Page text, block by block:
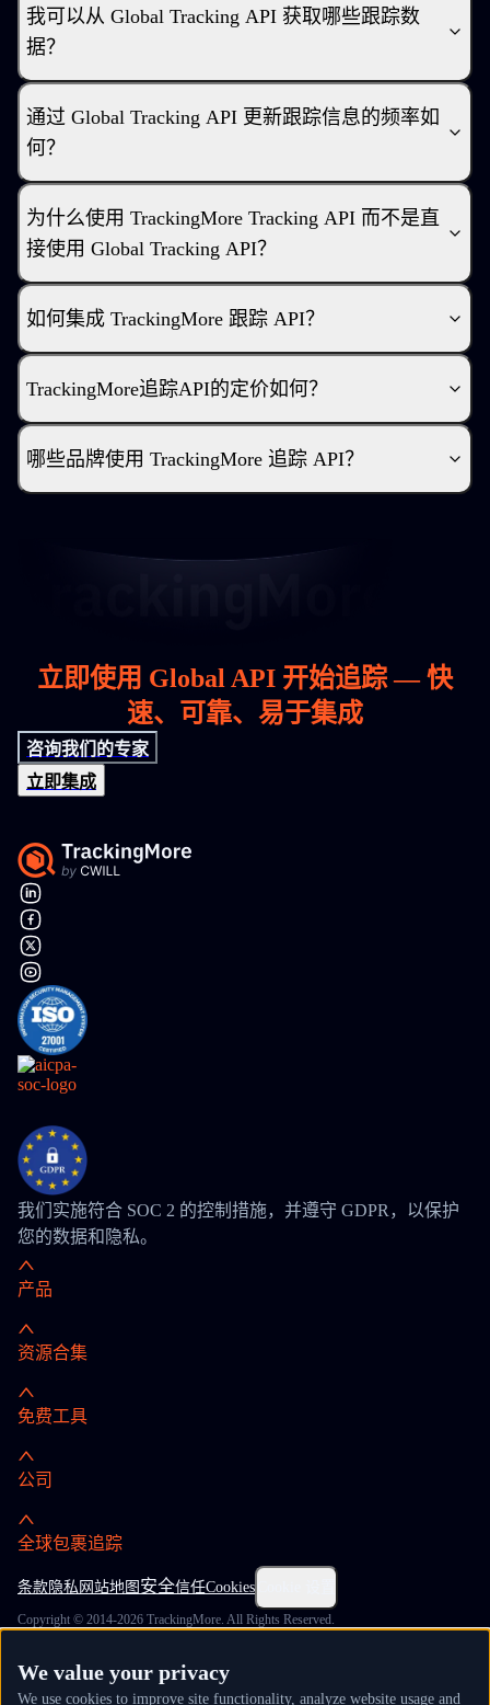
我可以从 Global Tracking API 获取哪些跟踪数
据？
通过 Global Tracking API 更新跟踪信息的频率如
何？
为什么使用 TrackingMore Tracking API 而不是直
接使用 Global Tracking API？
如何集成 TrackingMore 跟踪 API？
TrackingMore追踪API的定价如何？
哪些品牌使用 TrackingMore 追踪 API？
立即使用 Global API 开始追踪 — 快
速、可靠、易于集成
咨询我们的专家
立即集成
我们实施符合 SOC 2 的控制措施，并遵守 GDPR，以保护
您的数据和隐私。
产品
资源合集
免费工具
公司
全球包裹追踪
条款隐私 网站地图 安全信任Cookies
Copyright © 2014-2026 TrackingMore. All Rights Reserved.
We value your privacy
We use cookies to improve site functionality, analyze website usage and